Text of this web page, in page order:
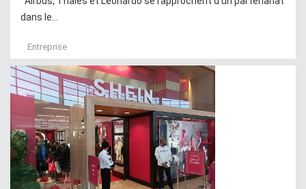
dans le...
Entreprise